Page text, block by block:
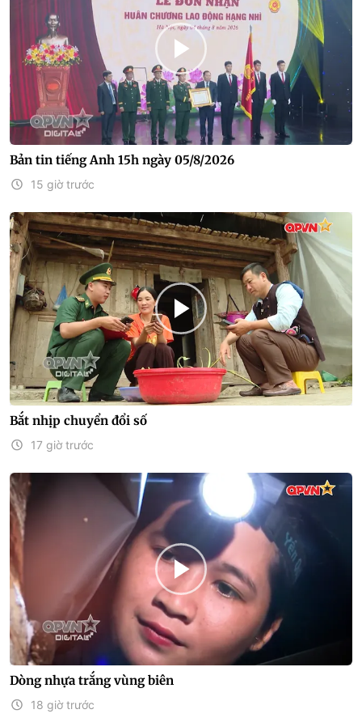
Bản tin tiếng Anh 15h ngày 05/8/2026
15 giờ trước
Bắt nhịp chuyển đổi số
17 giờ trước
Dòng nhựa trắng vùng biên
18 giờ trước